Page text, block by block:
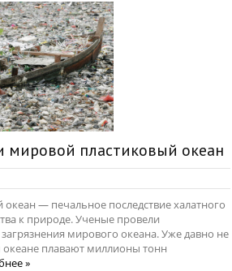
мировой пластиковый океан
— печальное последствие халатного
к природе. Ученые провели
мирового океана. Уже давно не
плавают миллионы тонн
»